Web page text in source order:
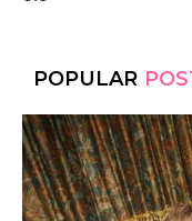
POPULAR